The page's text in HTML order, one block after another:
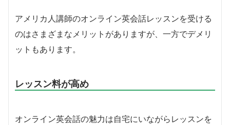
アメリカ人講師のオンライン英会話レッスンを受ける
のはさまざまなメリットがありますが、一方でデメリ
ットもあります。
レッスン料が高め
オンライン英会話の魅力は自宅にいながらレッスンを